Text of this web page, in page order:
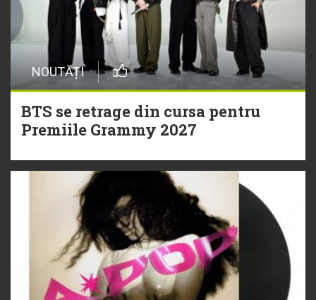
NOUTĂȚI
BTS se retrage din cursa pentru
Premiile Grammy 2027